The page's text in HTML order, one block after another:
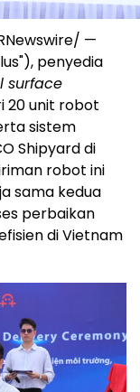
—
penyedia
surface
20 unit robot
sistem
Shipyard di
robot ini
sama kedua
perbaikan
di Vietnam